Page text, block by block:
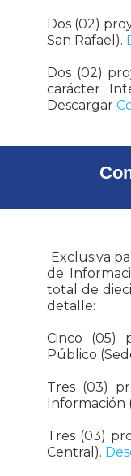
Dos (02)
San Rafael).
Dos (02)
carácter
Descargar
Exclusiva
de
total de
detalle:
Cinco (05)
Público
Tres (03)
Información
Tres (03)
Central).